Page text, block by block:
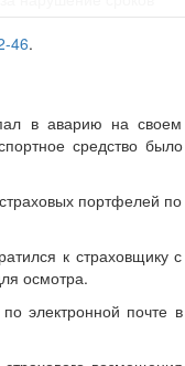
46.
в аварию на своем
средство было
портфелей по
к страховщику с
осмотра.
электронной почте в